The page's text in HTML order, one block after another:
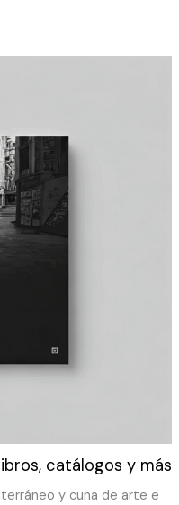
catálogos y más
y cuna de arte e